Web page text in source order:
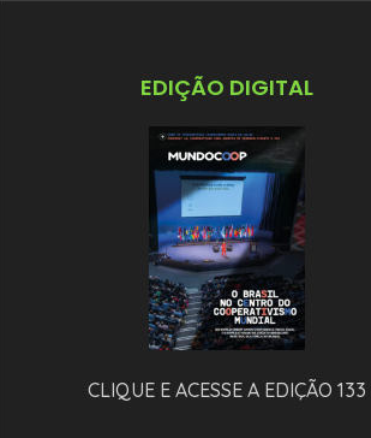
EDIÇÃO DIGITAL
CLIQUE E ACESSE A EDIÇÃO 133